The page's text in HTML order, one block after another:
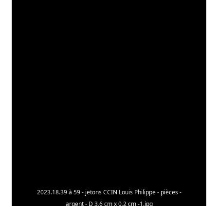
2023.18.39 à 59 - jetons CCIN Louis Philippe - pièces -
argent - D 3,6 cm x 0,2 cm -1.jpg